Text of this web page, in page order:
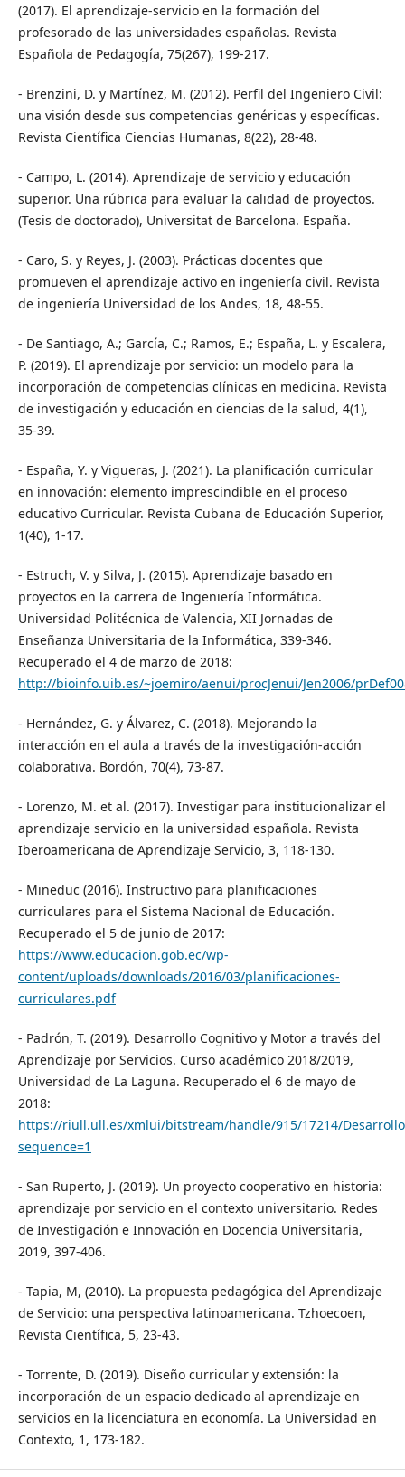
(2017). El aprendizaje-servicio en la formación del
profesorado de las universidades españolas. Revista
Española de Pedagogía, 75(267), 199-217.
- Brenzini, D. y Martínez, M. (2012). Perfil del Ingeniero Civil:
una visión desde sus competencias genéricas y específicas.
Revista Científica Ciencias Humanas, 8(22), 28-48.
- Campo, L. (2014). Aprendizaje de servicio y educación
superior. Una rúbrica para evaluar la calidad de proyectos.
(Tesis de doctorado), Universitat de Barcelona. España.
- Caro, S. y Reyes, J. (2003). Prácticas docentes que
promueven el aprendizaje activo en ingeniería civil. Revista
de ingeniería Universidad de los Andes, 18, 48-55.
- De Santiago, A.; García, C.; Ramos, E.; España, L. y Escalera,
P. (2019). El aprendizaje por servicio: un modelo para la
incorporación de competencias clínicas en medicina. Revista
de investigación y educación en ciencias de la salud, 4(1),
35-39.
- España, Y. y Vigueras, J. (2021). La planificación curricular
en innovación: elemento imprescindible en el proceso
educativo Curricular. Revista Cubana de Educación Superior,
1(40), 1-17.
- Estruch, V. y Silva, J. (2015). Aprendizaje basado en
proyectos en la carrera de Ingeniería Informática.
Universidad Politécnica de Valencia, XII Jornadas de
Enseñanza Universitaria de la Informática, 339-346.
Recuperado el 4 de marzo de 2018:
http://bioinfo.uib.es/~joemiro/aenui/procJenui/Jen2006/
- Hernández, G. y Álvarez, C. (2018). Mejorando la
interacción en el aula a través de la investigación-acción
colaborativa. Bordón, 70(4), 73-87.
- Lorenzo, M. et al. (2017). Investigar para institucionalizar el
aprendizaje servicio en la universidad española. Revista
Iberoamericana de Aprendizaje Servicio, 3, 118-130.
- Mineduc (2016). Instructivo para planificaciones
curriculares para el Sistema Nacional de Educación.
Recuperado el 5 de junio de 2017:
https://www.educacion.gob.ec/wp-
content/uploads/downloads/2016/03/planificaciones-
curriculares.pdf
- Padrón, T. (2019). Desarrollo Cognitivo y Motor a través del
Aprendizaje por Servicios. Curso académico 2018/2019,
Universidad de La Laguna. Recuperado el 6 de mayo de
2018:
https://riull.ull.es/xmlui/bitstream/handle/915/17214/
sequence=1
- San Ruperto, J. (2019). Un proyecto cooperativo en historia:
aprendizaje por servicio en el contexto universitario. Redes
de Investigación e Innovación en Docencia Universitaria,
2019, 397-406.
- Tapia, M, (2010). La propuesta pedagógica del Aprendizaje
de Servicio: una perspectiva latinoamericana. Tzhoecoen,
Revista Científica, 5, 23-43.
- Torrente, D. (2019). Diseño curricular y extensión: la
incorporación de un espacio dedicado al aprendizaje en
servicios en la licenciatura en economía. La Universidad en
Contexto, 1, 173-182.